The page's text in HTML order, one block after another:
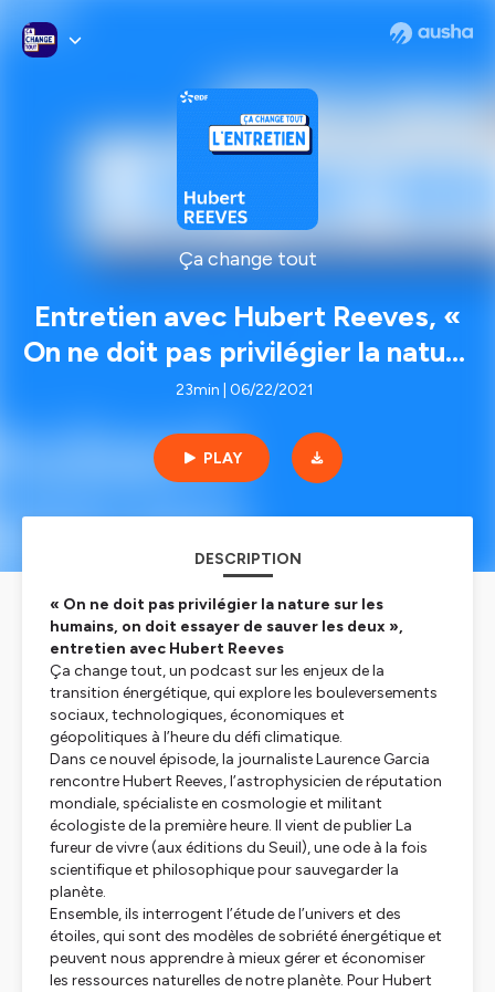
Ça change tout
Entretien avec Hubert Reeves, «
On ne doit pas privilégier la nature
sur les humains, on doit essayer
de sauver les deux »
23min | 06/22/2021
PLAY
DESCRIPTION
« On ne doit pas privilégier la nature sur les
humains, on doit essayer de sauver les deux »,
entretien avec Hubert Reeves
Ça change tout, un podcast sur les enjeux de la
transition énergétique, qui explore les bouleversements
sociaux, technologiques, économiques et
géopolitiques à l’heure du défi climatique.
Dans ce nouvel épisode, la journaliste Laurence Garcia
rencontre Hubert Reeves, l’astrophysicien de réputation
mondiale, spécialiste en cosmologie et militant
écologiste de la première heure. Il vient de publierLa
fureur de vivre(aux éditions du Seuil), une ode à la fois
scientifique et philosophique pour sauvegarder la
planète.
Ensemble, ils interrogent l’étude de l’univers et des
étoiles, qui sont des modèles de sobriété énergétique et
peuvent nous apprendre à mieux gérer et économiser
les ressources naturelles de notre planète. Pour Hubert